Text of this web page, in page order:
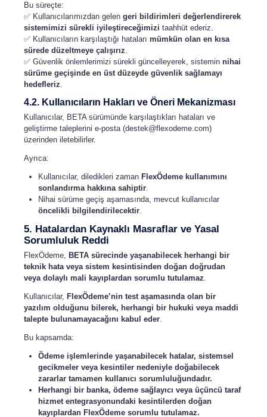
Bu süreçte:
✅ Kullanıcılarımızdan gelen geri bildirimleri değerlendirerek
sistemimizi sürekli iyileştireceğimizi taahhüt ederiz.
✅ Kullanıcıların karşılaştığı hataları mümkün olan en kısa
sürede düzeltmeye çalışırız.
✅ Güvenlik önlemlerimizi sürekli güncelleyerek, sistemin nihai
sürüme geçişinde en üst düzeyde güvenlik sağlamayı
hedefleriz.
4.2. Kullanıcıların Hakları ve Öneri Mekanizması
Kullanıcılar, BETA sürümünde karşılaştıkları hataları ve
geliştirme taleplerini e-posta (destek@flexodeme.com)
üzerinden iletebilirler.
Ayrıca:
Kullanıcılar, diledikleri zaman FlexÖdeme kullanımını
sonlandırma hakkına sahiptir.
Nihai sürüme geçiş aşamasında, mevcut kullanıcılar
öncelikli bilgilendirilecektir.
5. Hatalardan Kaynaklı Masraflar ve Yasal
Sorumluluk Reddi
FlexÖdeme, BETA sürecinde yaşanabilecek herhangi bir
teknik hata veya sistem kesintisinden doğan doğrudan
veya dolaylı mali kayıplardan sorumlu tutulamaz.
Kullanıcılar, FlexÖdeme’nin test aşamasında olan bir
yazılım olduğunu bilerek, herhangi bir hukuki veya maddi
talepte bulunamayacağını kabul eder.
Bu kapsamda:
Ödeme işlemlerinde yaşanabilecek hatalar, sistemsel
gecikmeler veya kesintiler nedeniyle doğabilecek
zararlar tamamen kullanıcı sorumluluğundadır.
Herhangi bir banka, ödeme sağlayıcı veya üçüncü taraf
hizmet entegrasyonundaki kesintilerden doğan
kayıplardan FlexÖdeme sorumlu tutulamaz.